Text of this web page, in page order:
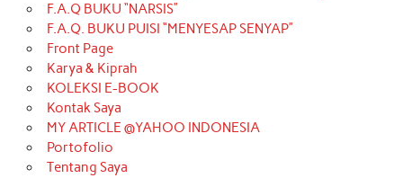
F.A.Q BUKU “NARSIS”
F.A.Q. BUKU PUISI “MENYESAP SENYAP”
Front Page
Karya & Kiprah
KOLEKSI E-BOOK
Kontak Saya
MY ARTICLE @YAHOO INDONESIA
Portofolio
Tentang Saya